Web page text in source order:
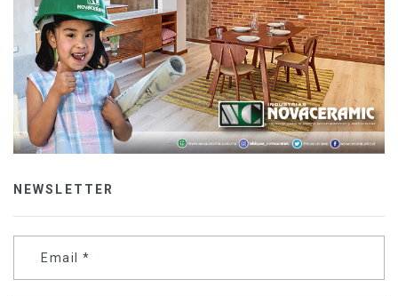
NEWSLETTER
Email *